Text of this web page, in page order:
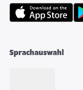
Sprachauswahl